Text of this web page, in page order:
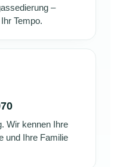
–
Tempo.
Wir kennen Ihre
und Ihre Familie